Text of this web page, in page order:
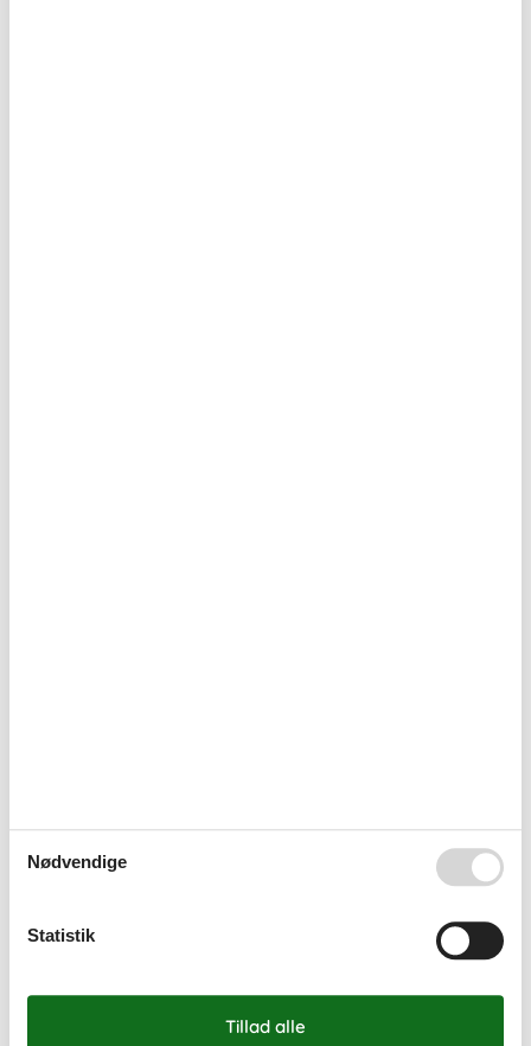
Sommerhus med pool i uge 42 – Efterårsferie
med ekstra luksus
Nyd efterårsferien i uge 42 i et sommerhus med pool, hvor
Nødvendige
Statistik